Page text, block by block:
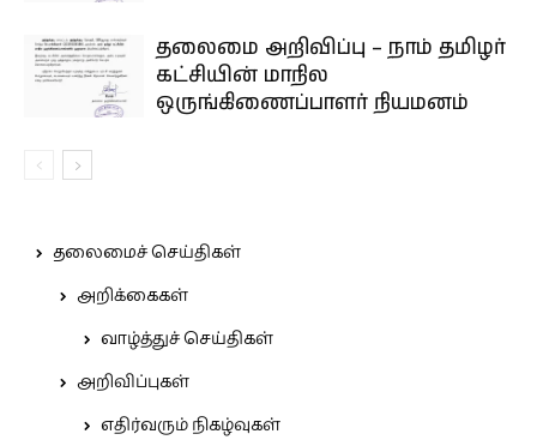
தலைமை அறிவிப்பு – நாம் தமிழர்
கட்சியின் மாநில
ஒருங்கிணைப்பாளர் நியமனம்
தலைமைச் செய்திகள்
அறிக்கைகள்
வாழ்த்துச் செய்திகள்
அறிவிப்புகள்
எதிர்வரும் நிகழ்வுகள்